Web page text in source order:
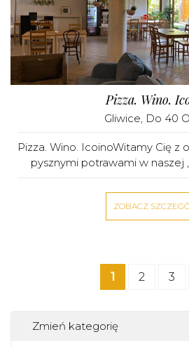
Pizza. Wino.
Gliwice, Do 40
Pizza. Wino. IcoinoWitamy Cię z
pysznymi potrawami w naszej
ZOBACZ
1 2 3
Zmień kategorię